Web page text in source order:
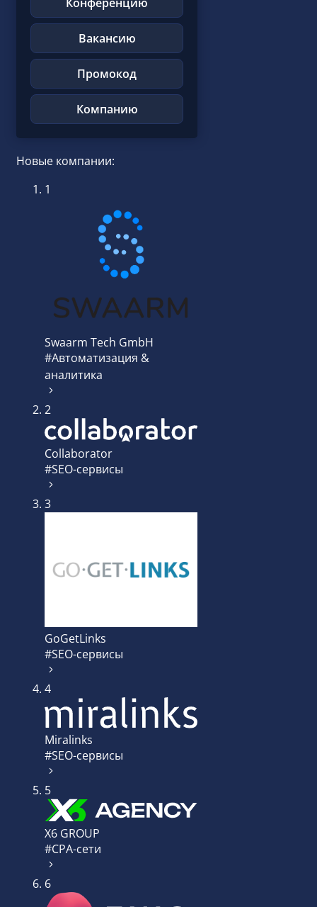
Вакансию
Промокод
Компанию
Новые компании:
1
Swaarm Tech GmbH
#Автоматизация &
аналитика
2
Collaborator
#SEO-сервисы
3
GoGetLinks
#SEO-сервисы
4
Miralinks
#SEO-сервисы
5
X6 GROUP
#CPA-сети
6